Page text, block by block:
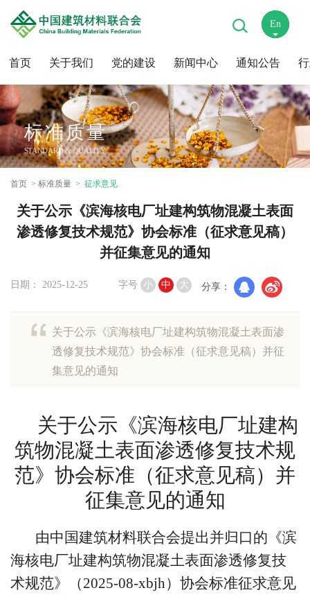
首页 关于我们 党的建设 新闻中心 通知公告
En
中
标准质量
STANDARD & QUALITY
首页 标准质量 征求意见
关于公示《滨海核电厂址建构筑物混凝土表面
渗透修复技术规范》协会标准（征求意见稿）
并征集意见的通知
日期： 2025-12-25 字号 小 中 大 分享：
关于公示《滨海核电厂址建构筑物混凝土表面渗
透修复技术规范》协会标准（征求意见稿）并征
集意见的通知
关于公示《滨海核电厂址建构
筑物混凝土表面渗透修复技术规
范》协会标准（征求意见稿）并
征集意见的通知
由中国建筑材料联合会提出并归口的《滨
海核电厂址建构筑物混凝土表面渗透修复技
术规范》（2025-08-xbjh）协会标准征求意见